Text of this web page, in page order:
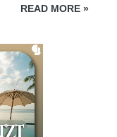
READ MORE »